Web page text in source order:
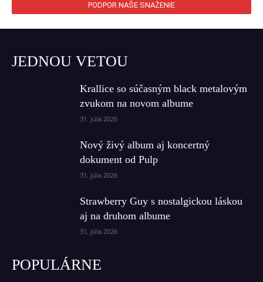
PODPOR NAŠE SNAŽENIE
JEDNOU VETOU
Krallice so súčasným black metalovým
zvukom na novom albume
31. júla 2026
Nový živý album aj koncertný
dokument od Pulp
31. júla 2026
Strawberry Guy s nostalgickou láskou
aj na druhom albume
31. júla 2026
POPULÁRNE